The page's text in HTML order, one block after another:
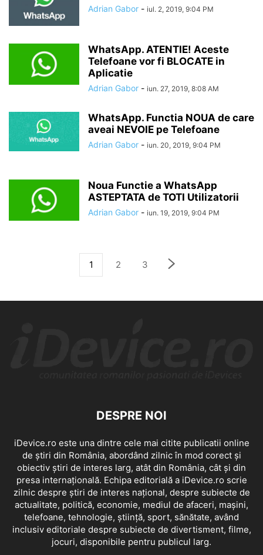
Adrian Gabor - iul. 2, 2019, 9:04 PM
WhatsApp. ATENTIE! Aceste
Telefoane vor fi BLOCATE in
Aplicatie
Adrian Gabor - iun. 27, 2019, 8:08 AM
WhatsApp. Functia NOUA de care
aveai NEVOIE pe Telefoane
Adrian Gabor - iun. 20, 2019, 9:04 PM
Noua Functie a WhatsApp
ASTEPTATA de TOTI Utilizatorii
Adrian Gabor - iun. 19, 2019, 9:04 PM
1 2 3
DESPRE NOI
iDevice.ro este una dintre cele mai citite publicatii online
de știri din România, abordând zilnic în mod corect și
obiectiv știri de interes larg, atât din România, cât și din
presa internațională. Echipa editorială a iDevice.ro scrie
zilnic despre știri de interes național, despre subiecte de
actualitate, politică, economie, mediul de afaceri, mașini,
telefoane, tehnologie, știință, sport, sănătate, având
inclusiv editoriale despre subiecte de divertisment, filme,
jocuri, disponibile pentru publicul larg.